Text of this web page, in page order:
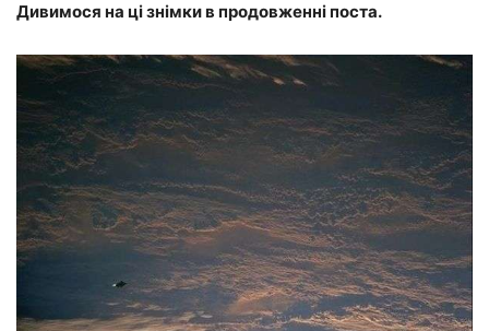
Дивимося на ці знімки в продовженні поста.